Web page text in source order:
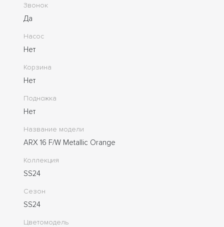
Звонок
Да
Насос
Нет
Корзина
Нет
Подножка
Нет
Название модели
ARX 16 F/W Metallic Orange
Коллекция
SS24
Сезон
SS24
Цветомодель